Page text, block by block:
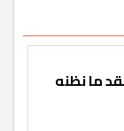
ما نظنه